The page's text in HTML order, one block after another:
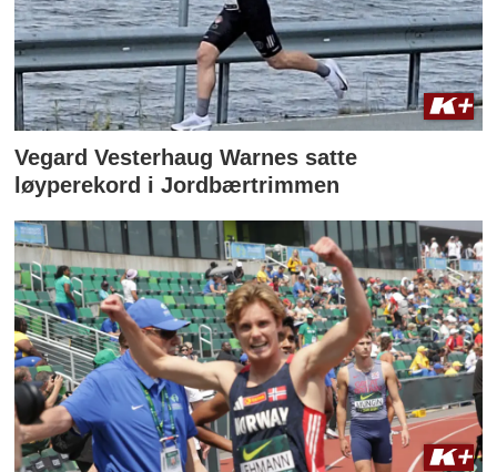
Vegard Vesterhaug Warnes satte
løyperekord i Jordbærtrimmen